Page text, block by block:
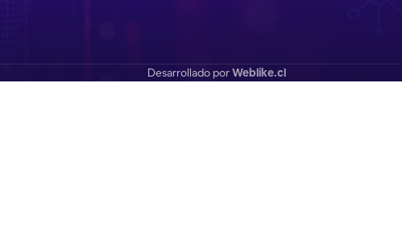
Desarrollado porWeblike.cl